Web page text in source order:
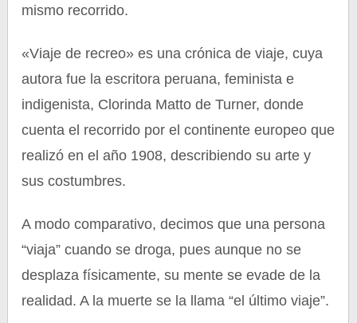
mismo recorrido.
«Viaje de recreo» es una crónica de viaje, cuya
autora fue la escritora peruana, feminista e
indigenista, Clorinda Matto de Turner, donde
cuenta el recorrido por el continente europeo que
realizó en el año 1908, describiendo su arte y
sus costumbres.
A modo comparativo, decimos que una persona
“viaja” cuando se droga, pues aunque no se
desplaza físicamente, su mente se evade de la
realidad. A la muerte se la llama “el último viaje”.